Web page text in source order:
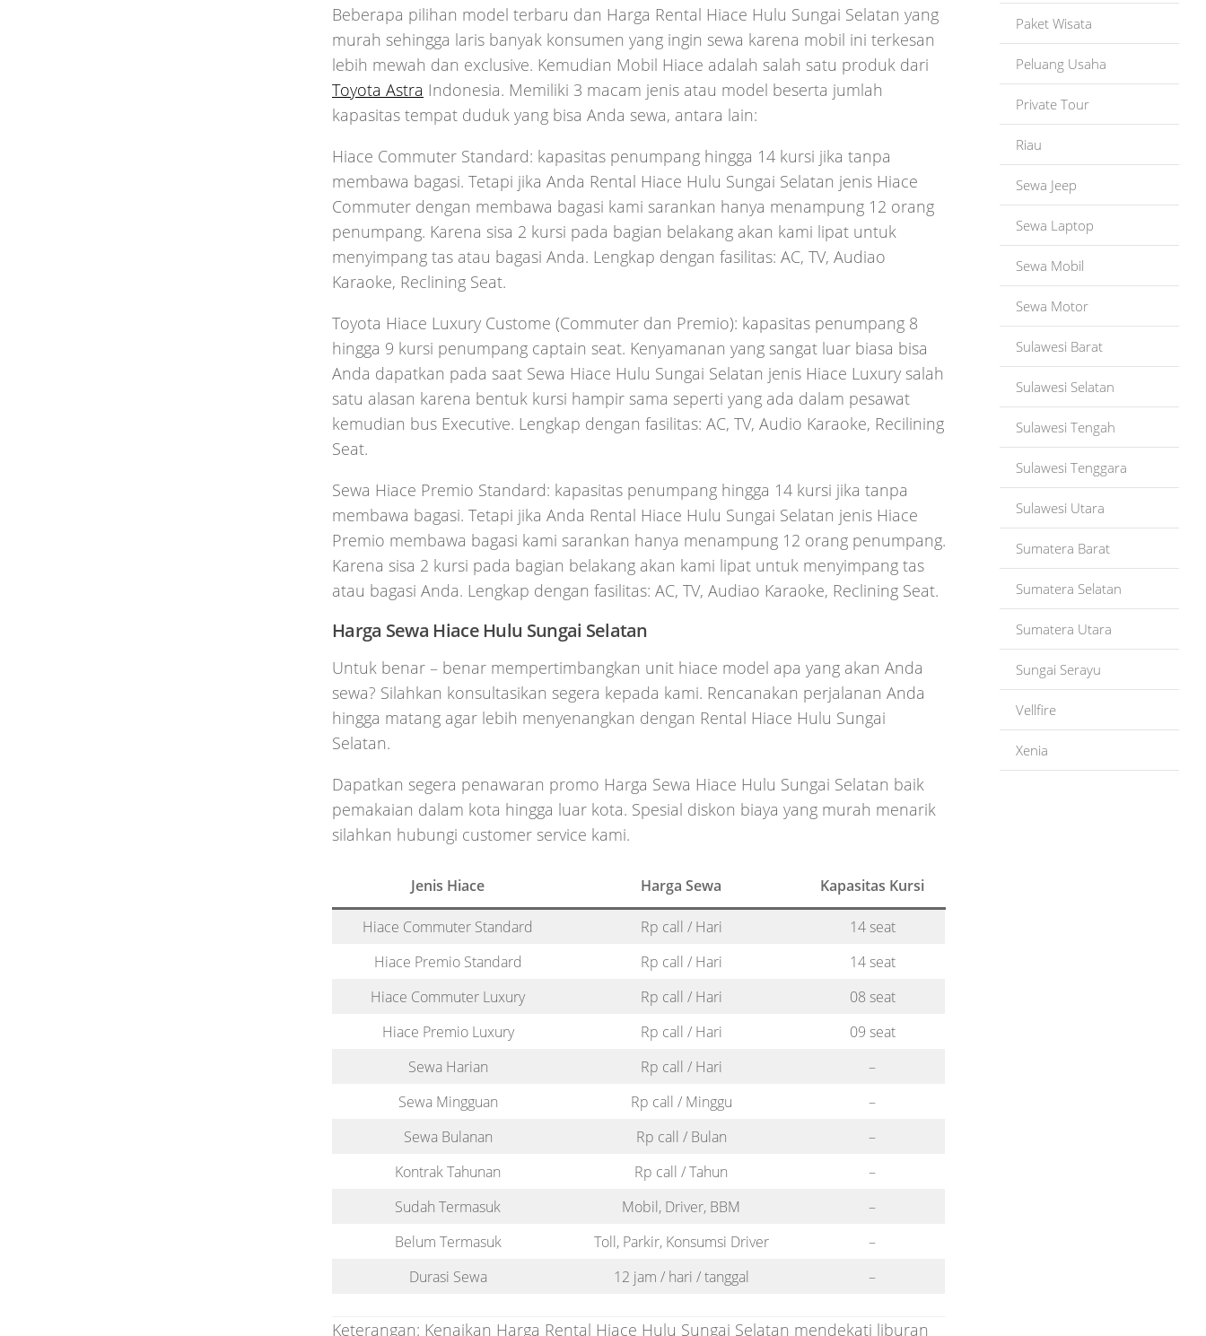
Beberapa pilihan model terbaru dan Harga Rental Hiace Hulu Sungai Selatan yang
murah sehingga laris banyak konsumen yang ingin sewa karena mobil ini terkesan
lebih mewah dan exclusive. Kemudian Mobil Hiace adalah salah satu produk dari
Toyota Astra Indonesia. Memiliki 3 macam jenis atau model beserta jumlah
kapasitas tempat duduk yang bisa Anda sewa, antara lain:
Hiace Commuter Standard: kapasitas penumpang hingga 14 kursi jika tanpa
membawa bagasi. Tetapi jika Anda Rental Hiace Hulu Sungai Selatan jenis Hiace
Commuter dengan membawa bagasi kami sarankan hanya menampung 12 orang
penumpang. Karena sisa 2 kursi pada bagian belakang akan kami lipat untuk
menyimpang tas atau bagasi Anda. Lengkap dengan fasilitas: AC, TV, Audiao
Karaoke, Reclining Seat.
Toyota Hiace Luxury Custome (Commuter dan Premio): kapasitas penumpang 8
hingga 9 kursi penumpang captain seat. Kenyamanan yang sangat luar biasa bisa
Anda dapatkan pada saat Sewa Hiace Hulu Sungai Selatan jenis Hiace Luxury salah
satu alasan karena bentuk kursi hampir sama seperti yang ada dalam pesawat
kemudian bus Executive. Lengkap dengan fasilitas: AC, TV, Audio Karaoke, Recilining
Seat.
Sewa Hiace Premio Standard: kapasitas penumpang hingga 14 kursi jika tanpa
membawa bagasi. Tetapi jika Anda Rental Hiace Hulu Sungai Selatan jenis Hiace
Premio membawa bagasi kami sarankan hanya menampung 12 orang penumpang.
Karena sisa 2 kursi pada bagian belakang akan kami lipat untuk menyimpang tas
atau bagasi Anda. Lengkap dengan fasilitas: AC, TV, Audiao Karaoke, Reclining Seat.
Harga Sewa Hiace Hulu Sungai Selatan
Untuk benar – benar mempertimbangkan unit hiace model apa yang akan Anda
sewa? Silahkan konsultasikan segera kepada kami. Rencanakan perjalanan Anda
hingga matang agar lebih menyenangkan dengan Rental Hiace Hulu Sungai
Selatan.
Dapatkan segera penawaran promo Harga Sewa Hiace Hulu Sungai Selatan baik
pemakaian dalam kota hingga luar kota. Spesial diskon biaya yang murah menarik
silahkan hubungi customer service kami.
Jenis Hiace Harga Sewa Kapasitas Kursi
Hiace Commuter Standard Rp call / Hari
14 seat
Hiace Premio Standard
Rp call / Hari
14 seat
Hiace Commuter Luxury
Rp call / Hari
08 seat
Hiace Premio Luxury
Rp call / Hari
09 seat
Sewa Harian
Rp call / Hari
–
Sewa Mingguan
Rp call / Minggu
–
Sewa Bulanan
Rp call / Bulan
–
Kontrak Tahunan
Rp call / Tahun
–
Sudah Termasuk
Mobil, Driver, BBM
–
Belum Termasuk
Toll, Parkir, Konsumsi Driver
–
Durasi Sewa
12 jam / hari / tanggal –
Keterangan: Kenaikan Harga Rental Hiace Hulu Sungai Selatan mendekati liburan
Paket Wisata
Peluang Usaha
Private Tour
Riau
Sewa Jeep
Sewa Laptop
Sewa Mobil
Sewa Motor
Sulawesi Barat
Sulawesi Selatan
Sulawesi Tengah
Sulawesi Tenggara
Sulawesi Utara
Sumatera Barat
Sumatera Selatan
Sumatera Utara
Sungai Serayu
Vellfire
Xenia